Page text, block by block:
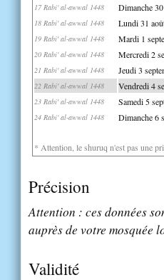
17 Rabi' al-awwal 1448 Dimanche
18 Rabi' al-awwal 1448 Lundi 31
19 Rabi' al-awwal 1448 Mardi 1
20 Rabi' al-awwal 1448 Mercredi 2
21 Rabi' al-awwal 1448 Jeudi 3
22 Rabi' al-awwal 1448 Vendredi 4
23 Rabi' al-awwal 1448 Samedi 5
24 Rabi' al-awwal 1448 Dimanche 6
* Attention, le shuruq n'est pas une
Précision
Attention : ces données
auprès de votre mosquée
Validité